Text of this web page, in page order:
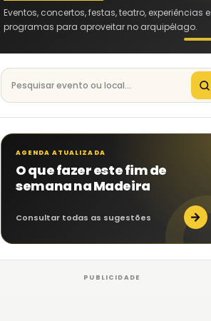
Eventos, concertos, festas, teatro, experiências e
programas para aproveitar no arquipélago.
Pesquisar eventos na Madeira
AGENDA ATUALIZADA
O que fazer este fim de
semana na Madeira
Consultar todas as sugestões →
PUBLICIDADE